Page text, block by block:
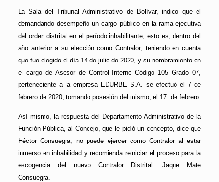
La Sala del Tribunal Administrativo de Bolívar, indico que el
demandando desempeñó un cargo público en la rama ejecutiva
del orden distrital en el período inhabilitante; esto es, dentro del
año anterior a su elección como Contralor; teniendo en cuenta
que fue elegido el día 14 de julio de 2020, y su nombramiento en
el cargo de Asesor de Control Interno Código 105 Grado 07,
perteneciente a la empresa EDURBE S.A. se efectuó el 7 de
febrero de 2020, tomando posesión del mismo, el 17 de febrero.
Así mismo, la respuesta del Departamento Administrativo de la
Función Pública, al Concejo, que le pidió un concepto, dice que
Héctor Consuegra, no puede ejercer como Contralor al estar
inmerso en inhabilidad y recomienda reiniciar el proceso para la
escogencia del nuevo Contralor Distrital. Jaque Mate
Consuegra.